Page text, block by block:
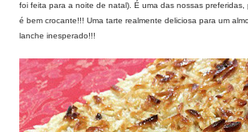
foi feita para a noite de natal). É uma das nossas
é bem crocante!!! Uma tarte realmente deliciosa para um
lanche inesperado!!!